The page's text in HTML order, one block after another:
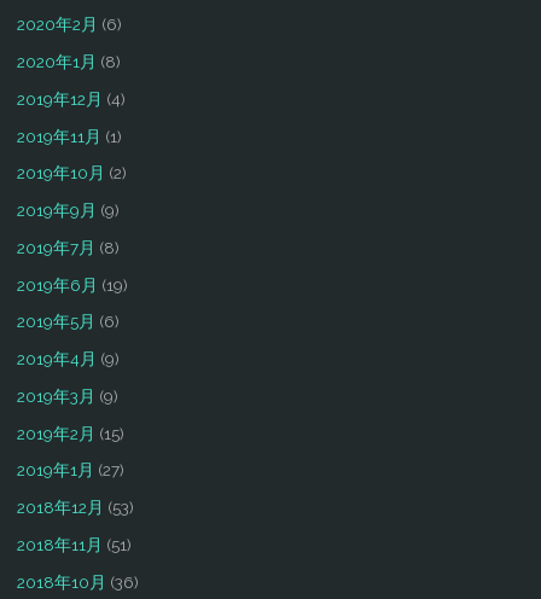
2020年2月 (6)
2020年1月 (8)
2019年12月 (4)
2019年11月 (1)
2019年10月 (2)
2019年9月 (9)
2019年7月 (8)
2019年6月 (19)
2019年5月 (6)
2019年4月 (9)
2019年3月 (9)
2019年2月 (15)
2019年1月 (27)
2018年12月 (53)
2018年11月 (51)
2018年10月 (36)